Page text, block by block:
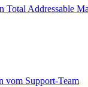
Total Addressable
vom Support-Team